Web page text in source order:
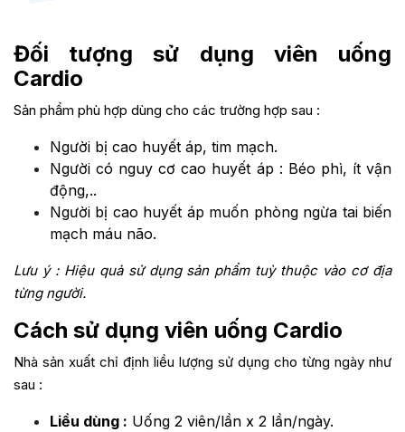
Đối tượng sử dụng viên uống
Cardio
Sản phẩm phù hợp dùng cho các trường hợp sau :
Người bị cao huyết áp, tim mạch.
Người có nguy cơ cao huyết áp : Béo phì, ít vận
động,..
Người bị cao huyết áp muốn phòng ngừa tai biến
mạch máu não.
Lưu ý : Hiệu quả sử dụng sản phẩm tuỳ thuộc vào cơ địa
từng người.
Cách sử dụng viên uống Cardio
Nhà sản xuất chỉ định liều lượng sử dụng cho từng ngày như
sau :
Liều dùng : Uống 2 viên/lần x 2 lần/ngày.